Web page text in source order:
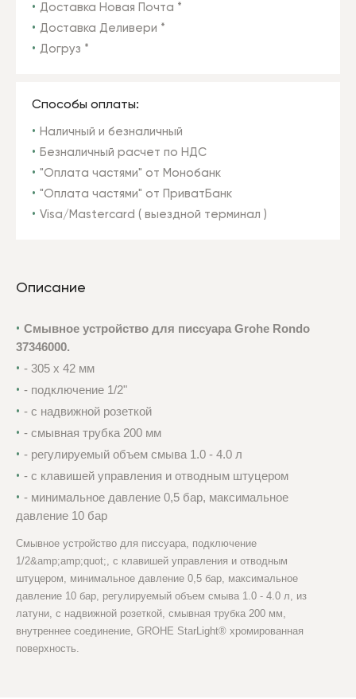
Доставка Новая Почта *
Доставка Деливери *
Догруз *
Способы оплаты:
Наличный и безналичный
Безналичный расчет по НДС
"Оплата частями" от Монобанк
"Оплата частями" от ПриватБанк
Visa/Mastercard ( выездной терминал )
Описание
Смывное устройство для писсуара Grohe Rondo
37346000.
-305 х 42 мм
- подключение 1/2"
- с надвижной розеткой
- смывная трубка 200 мм
- регулируемый объем смыва 1.0 - 4.0 л
- c клавишей управления и отводным штуцером
- минимальное давление 0,5 бар, максимальное
давление 10 бар
Смывное устройство для писсуара, подключение
1/2&amp;amp;quot;, с клавишей управления и отводным
штуцером, минимальное давление 0,5 бар, максимальное
давление 10 бар, регулируемый объем смыва 1.0 - 4.0 л, из
латуни, с надвижной розеткой, смывная трубка 200 мм,
внутреннее соединение, GROHE StarLight® хромированная
поверхность.